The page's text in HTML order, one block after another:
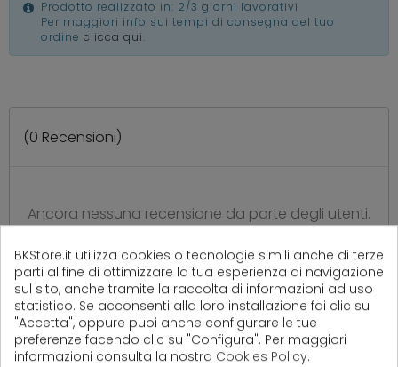
Prodotto realizzato in: 2/3 giorni lavorativi
Per maggiori info sui tempi di consegna del tuo
ordine clicca qui.
(0 Recensioni)
Ancora nessuna recensione da parte degli utenti.
BKStore.it utilizza cookies o tecnologie simili anche di terze
parti al fine di ottimizzare la tua esperienza di navigazione
sul sito, anche tramite la raccolta di informazioni ad uso
statistico. Se acconsenti alla loro installazione fai clic su
"Accetta", oppure puoi anche configurare le tue
preferenze facendo clic su "Configura". Per maggiori
informazioni consulta la nostra Cookies Policy.